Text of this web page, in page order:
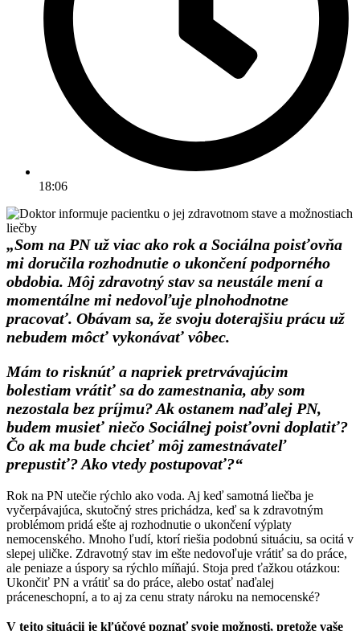
18:06
„Som na PN už viac ako rok a Sociálna poisťovňa
mi doručila rozhodnutie o ukončení podporného
obdobia. Môj zdravotný stav sa neustále mení a
momentálne mi nedovoľuje plnohodnotne
pracovať. Obávam sa, že svoju doterajšiu prácu už
nebudem môcť vykonávať vôbec.
Mám to risknúť a napriek pretrvávajúcim
bolestiam vrátiť sa do zamestnania, aby som
nezostala bez príjmu? Ak ostanem naďalej PN,
budem musieť niečo Sociálnej poisťovni doplatiť?
Čo ak ma bude chcieť môj zamestnávateľ
prepustiť? Ako vtedy postupovať?“
Rok na PN utečie rýchlo ako voda. Aj keď samotná liečba je
vyčerpávajúca, skutočný stres prichádza, keď sa k zdravotným
problémom pridá ešte aj rozhodnutie o ukončení výplaty
nemocenského. Mnoho ľudí, ktorí riešia podobnú situáciu, sa ocitá v
slepej uličke. Zdravotný stav im ešte nedovoľuje vrátiť sa do práce,
ale peniaze a úspory sa rýchlo míňajú. Stoja pred ťažkou otázkou:
Ukončiť PN a vrátiť sa do práce, alebo ostať naďalej
práceneschopní, a to aj za cenu straty nároku na nemocenské?
V tejto situácii je kľúčové poznať svoje možnosti, pretože vaše